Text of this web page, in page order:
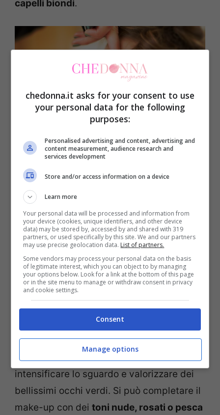
capelli biondi.
Trucco sposa naturale per occhi verdi: il make-up
elegante e semplice con capelli castani e biondi –
Occhi verdi e capelli castani
In questo caso, le tonalità consigliate sono
oro rosato, rame, bronzo e prugna. Per
fare un esempio, è possibile applicare un
ombretto bronzo o rame sulla palpebra
mobile, sfumando verso l’esterno
ricorrendo a un marrone opaco. Non può
mancare una linea dieyeliner viola scuro o
marrone
intensificare lo sguardo e valorizzare dei
bellissimi occhi verdi. Si può completare il
make-up con dei toni nude, rosati o pesca
chedonna.it asks for your consent to use
your personal data for the following
purposes:
Personalised advertising and content, advertising and
content measurement, audience research and
services development
Store and/or access information on a device
Learn more
Your personal data will be processed and information from
your device (cookies, unique identifiers, and other device
data) may be stored by, accessed by and shared with 319
partners, or used specifically by this site. We and our partners
may use precise geolocation data. List of partners.
Some vendors may process your personal data on the basis
of legitimate interest, which you can object to by managing
your options below. Look for a link at the bottom of this page
or in the site menu to manage or withdraw consent in privacy
and cookie settings.
Consent
Manage options